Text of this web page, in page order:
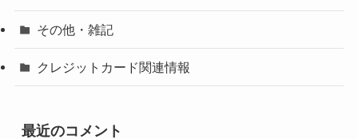
その他・雑記
クレジットカード関連情報
最近のコメント